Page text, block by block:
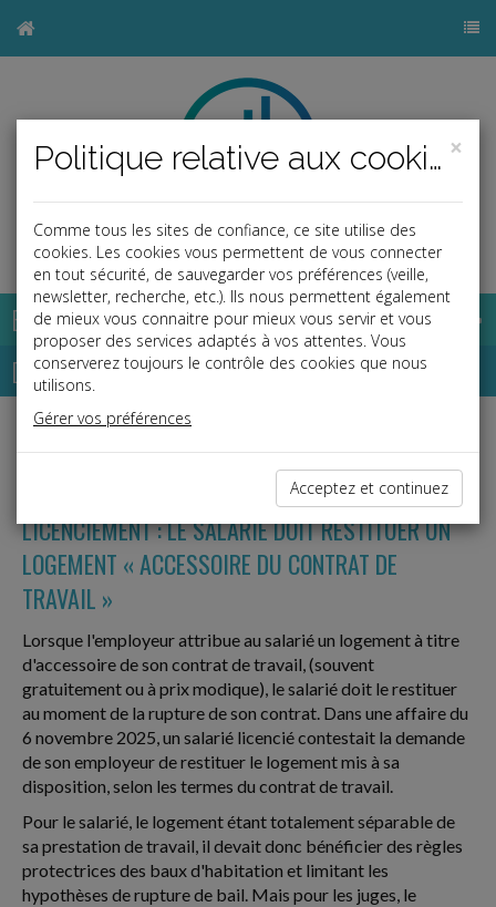
Base documentaire
Dépêches
LICENCIEMENT : LE SALARIÉ DOIT RESTITUER UN
LOGEMENT « ACCESSOIRE DU CONTRAT DE
TRAVAIL »
Lorsque l'employeur attribue au salarié un logement à titre
d'accessoire de son contrat de travail, (souvent
gratuitement ou à prix modique), le salarié doit le restituer
au moment de la rupture de son contrat. Dans une affaire du
6 novembre 2025, un salarié licencié contestait la demande
de son employeur de restituer le logement mis à sa
disposition, selon les termes du contrat de travail.
Pour le salarié, le logement étant totalement séparable de
sa prestation de travail, il devait donc bénéficier des règles
protectrices des baux d'habitation et limitant les
hypothèses de rupture de bail. Mais pour les juges, le
×
Politique relative aux cookies
Comme tous les sites de confiance, ce site utilise des
cookies. Les cookies vous permettent de vous connecter
en tout sécurité, de sauvegarder vos préférences (veille,
newsletter, recherche, etc.). Ils nous permettent également
de mieux vous connaitre pour mieux vous servir et vous
proposer des services adaptés à vos attentes. Vous
conserverez toujours le contrôle des cookies que nous
utilisons.
Gérer vos préférences
Acceptez et continuez